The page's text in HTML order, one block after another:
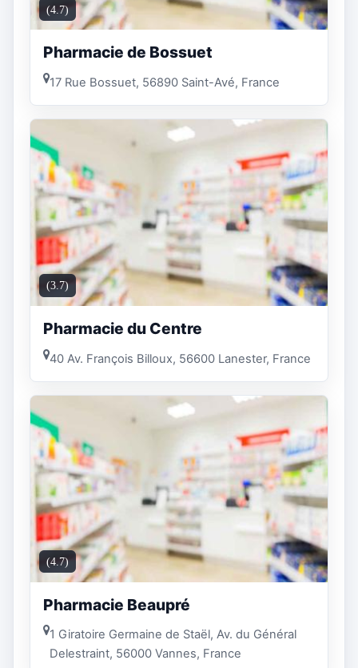
(4.7)
Pharmacie de Bossuet
17 Rue Bossuet, 56890 Saint-Avé, France
(3.7)
Pharmacie du Centre
40 Av. François Billoux, 56600 Lanester, France
(4.7)
Pharmacie Beaupré
1 Giratoire Germaine de Staël, Av. du Général
Delestraint, 56000 Vannes, France